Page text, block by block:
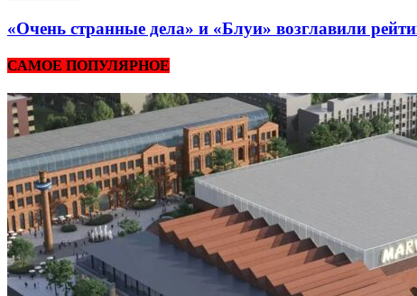
«Очень странные дела» и «Блуи» возглавили
САМОЕ ПОПУЛЯРНОЕ